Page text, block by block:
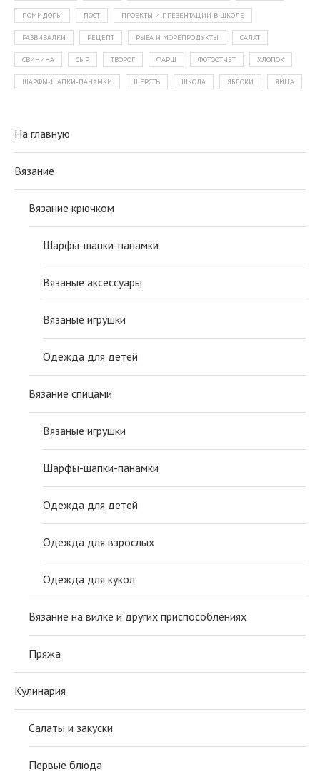
ПОМИДОРЫ ПОСТ ПРОЕКТЫ И ПРЕЗЕНТАЦИИ В ШКОЛЕ
РАЗВИВАЛКИ РЕЦЕПТ РЫБА И МОРЕПРОДУКТЫ САЛАТ
СВИНИНА СЫР ТВОРОГ ФАРШ ФОТООТЧЕТ ХЛОПОК
ШАРФЫ-ШАПКИ-ПАНАМКИ ШЕРСТЬ ШКОЛА ЯБЛОКИ ЯЙЦА
На главную
Вязание
Вязание крючком
Шарфы-шапки-панамки
Вязаные аксессуары
Вязаные игрушки
Одежда для детей
Вязание спицами
Вязаные игрушки
Шарфы-шапки-панамки
Одежда для детей
Одежда для взрослых
Одежда для кукол
Вязание на вилке и других приспособлениях
Пряжа
Кулинария
Салаты и закуски
Первые блюда